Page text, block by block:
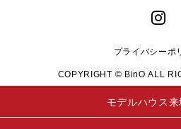
プライバシーポ
COPYRIGHT © BinO ALL
モデルハウス